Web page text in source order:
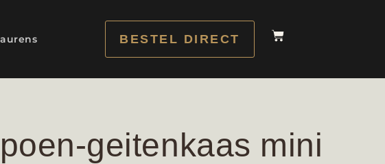
BESTEL DIRECT
geitenkaas mini